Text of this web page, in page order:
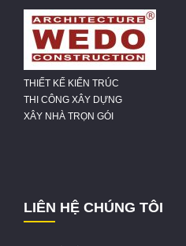
THIẾT KẾ KIẾN TRÚC
THI CÔNG XÂY DỰNG
XÂY NHÀ TRỌN GÓI
LIÊN HỆ CHÚNG TÔI